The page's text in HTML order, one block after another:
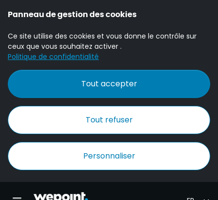
Panneau de gestion des cookies
Ce site utilise des cookies et vous donne le contrôle sur
ceux que vous souhaitez activer .
Politique de confidentialité
Tout accepter
Tout refuser
Personnaliser